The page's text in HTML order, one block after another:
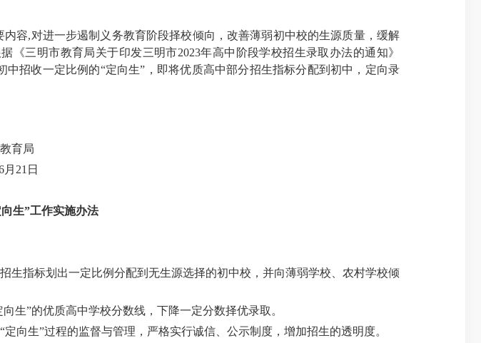
内容,对进一步遏制义务教育阶段择校倾向，改善薄弱初中校的生源质量，缓解
《三明市教育局关于印发三明市2023年高中阶段学校招生录取办法的通知》
招收一定比例的“定向生”，即将优质高中部分招生指标分配到初中，定向录
育局
月 21 日
生”工作实施办法
生指标划出一定比例分配到无生源选择的初中校，并向薄弱学校、农村学校倾
生”的优质高中学校分数线，下降一定分数择优录取。
向生”过程的监督与管理，严格实行诚信、公示制度，增加招生的透明度。